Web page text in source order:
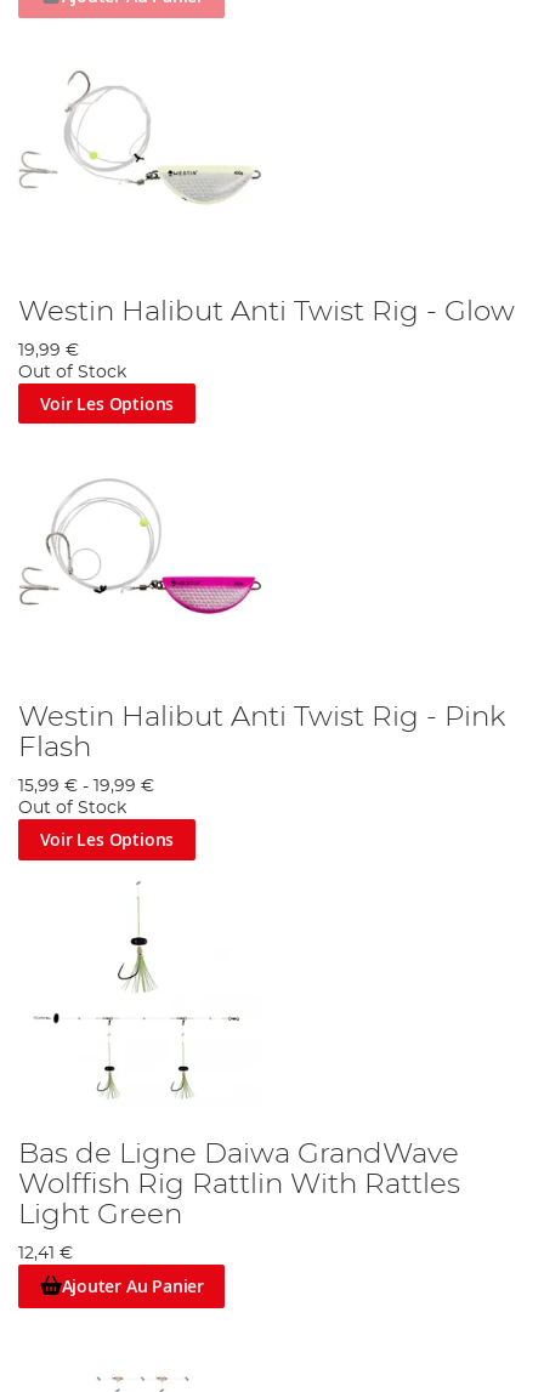
Westin Halibut Anti Twist Rig - Glow
19,99 €
Out of Stock
Voir Les Options
Westin Halibut Anti Twist Rig - Pink
Flash
15,99 € -
19,99 €
Out of Stock
Voir Les Options
Bas de Ligne Daiwa GrandWave
Wolffish Rig Rattlin With Rattles
Light Green
12,41 €
Ajouter Au Panier